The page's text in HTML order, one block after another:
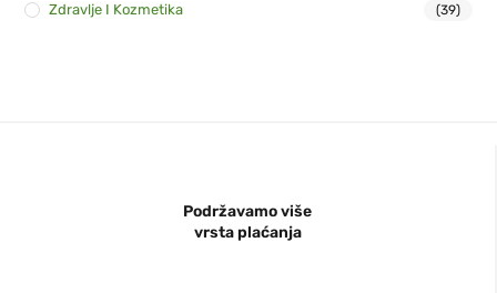
Zdravlje I Kozmetika (39)
Podržavamo više
vrsta plaćanja